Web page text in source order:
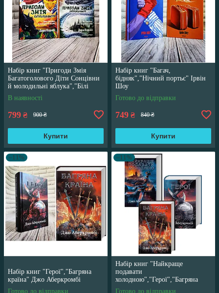
Набір книг "Пригоди Змія
Багатоголового Діти Сонцівни
й молодильні яблука","Білі
перлини для Білої Королеви"
В наявності
799 ₴ 900 ₴
Купити
Набір книг "Багач,
бідняк","Нічний портьє" Ірвін
Шоу
Готово до відправки
749 ₴ 840 ₴
Купити
–11%
Набір книг "Герої","Багряна
країна" Джо Аберкромбі
Готово до відправки
–11%
Набір книг "Найкраще
подавати
холодною","Герої","Багряна
країна" Джо Аберкромбі
Готово до відправки